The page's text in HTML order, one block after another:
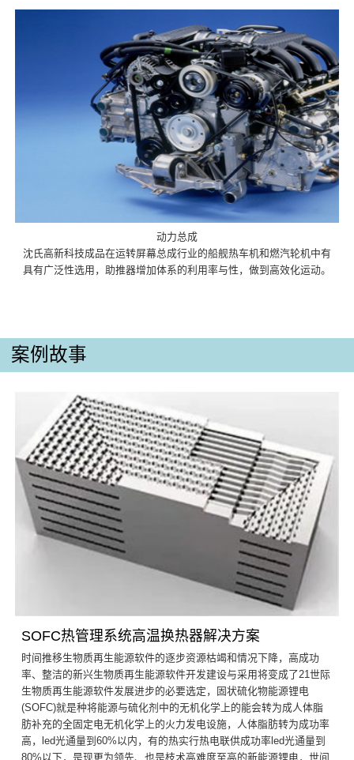
动力总成
沈氏高新科技成品在运转屏幕总成行业的船舰热车机和燃汽轮机中有
具有广泛性选用，助推器增加体系的利用率与性，做到高效化运动。
案例故事
SOFC热管理系统高温换热器解决方案
时间推移生物质再生能源软件的逐步资源枯竭和情况下降，高成功
率、整洁的新兴生物质再生能源软件开发建设与采用将变成了21世际
生物质再生能源软件发展进步的必要选定，固状硫化物能源锂电
(SOFC)就是种将能源与硫化剂中的无机化学上的能会转为成人体脂
肪补充的全固定电无机化学上的火力发电设施，人体脂肪转为成功率
高，led光通量到60%以内，有的热实行热电联供成功率led光通量到
80%以下，是现更为领先、也是枝术高难度至高的新能源锂电，世间